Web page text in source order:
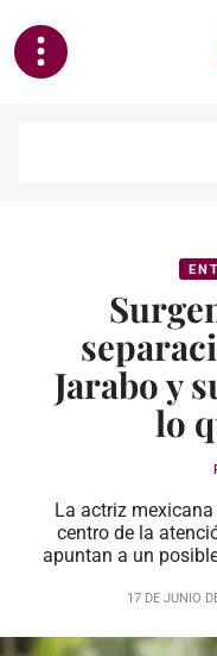
Jarabo y
lo
La actriz
centro de la
apuntan a un
17 DE JUNIO